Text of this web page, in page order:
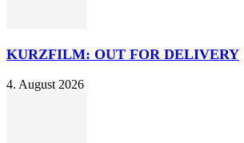
KURZFILM: OUT FOR DELIVERY
4. August 2026